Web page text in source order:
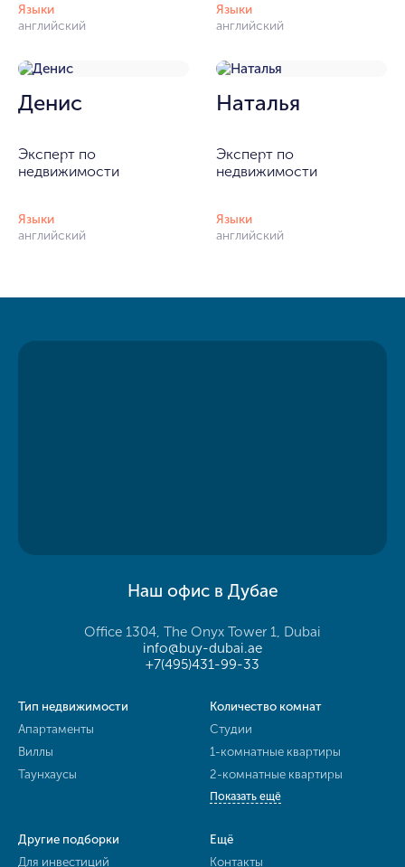
Языки
английский
Языки
английский
Денис
Эксперт по
недвижимости
Языки
английский
Наталья
Эксперт по
недвижимости
Языки
английский
Наш офис в Дубае
Office 1304, The Onyx Tower 1, Dubai
info@buy-dubai.ae
+7(495)431-99-33
Тип недвижимости
Апартаменты
Виллы
Таунхаусы
Количество комнат
Студии
1-комнатные квартиры
2-комнатные квартиры
Показать ещё
Другие подборки
Для инвестиций
Ещё
Контакты